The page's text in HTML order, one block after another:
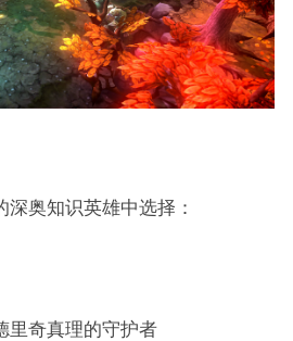
奥知识英雄中选择：
里奇真理的守护者